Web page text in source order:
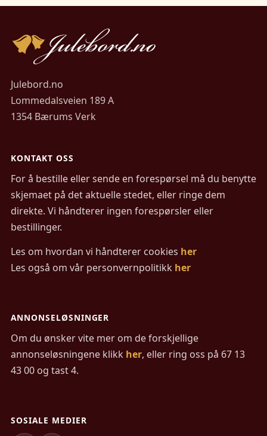
Julebord.no
Lommedalsveien 189 A
1354 Bærums Verk
KONTAKT OSS
For å bestille eller sende en forespørsel må du benytte
skjemaet på det aktuelle stedet, eller ringe dem
direkte. Vi håndterer ingen forespørsler eller
bestillinger.
Les om hvordan vi håndterer cookies her
Les også om vår personvernpolitikk her
ANNONSELØSNINGER
Om du ønsker vite mer om de forskjellige
annonseløsningene klikk her, eller ring oss på 67 13
43 00 og tast 4.
SOSIALE MEDIER